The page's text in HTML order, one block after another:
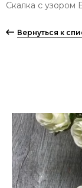
Скалка с узором
Вернуться к